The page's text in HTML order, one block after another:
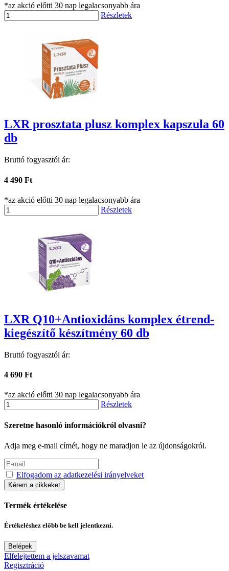
*az akció előtti 30 nap legalacsonyabb ára
Részletek
LXR prosztata plusz komplex kapszula 60
db
Bruttó fogyasztói ár:
4 490 Ft
*az akció előtti 30 nap legalacsonyabb ára
Részletek
LXR Q10+Antioxidáns komplex étrend-
kiegészítő készítmény 60 db
Bruttó fogyasztói ár:
4 690 Ft
*az akció előtti 30 nap legalacsonyabb ára
Részletek
Szeretne hasonló információkról olvasni?
Adja meg e-mail címét, hogy ne maradjon le az újdonságokról.
Elfogadom az adatkezelési irányelveket
Kérem a cikkeket
Termék értékelése
Értékeléshez előbb be kell jelentkezni.
Belépek
Elfelejtettem a jelszavamat
Regisztráció